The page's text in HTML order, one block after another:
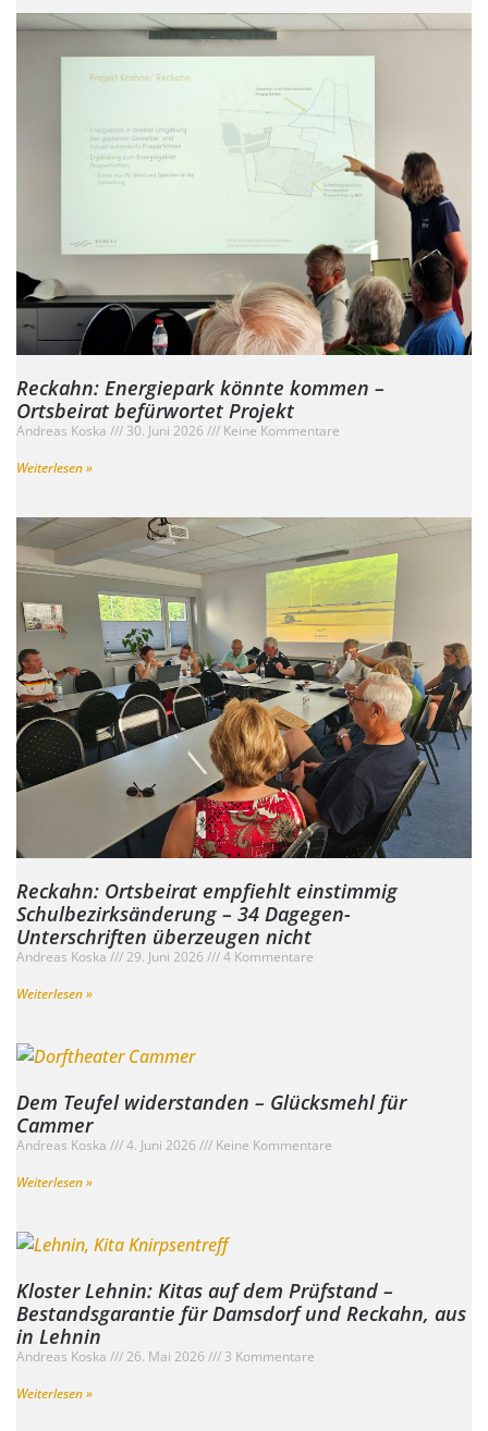
Reckahn: Energiepark könnte kommen –
Ortsbeirat befürwortet Projekt
Andreas Koska 30. Juni 2026
Keine Kommentare
Weiterlesen »
Reckahn: Ortsbeirat empfiehlt einstimmig
Schulbezirksänderung – 34 Dagegen-
Unterschriften überzeugen nicht
Andreas Koska 29. Juni 2026
4 Kommentare
Weiterlesen »
Dem Teufel widerstanden – Glücksmehl für
Cammer
Andreas Koska 4. Juni 2026
Keine Kommentare
Weiterlesen »
Kloster Lehnin: Kitas auf dem Prüfstand –
Bestandsgarantie für Damsdorf und Reckahn, aus
in Lehnin
Andreas Koska 26. Mai 2026
3 Kommentare
Weiterlesen »